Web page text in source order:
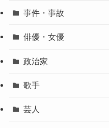
事件・事故
俳優・女優
政治家
歌手
芸人